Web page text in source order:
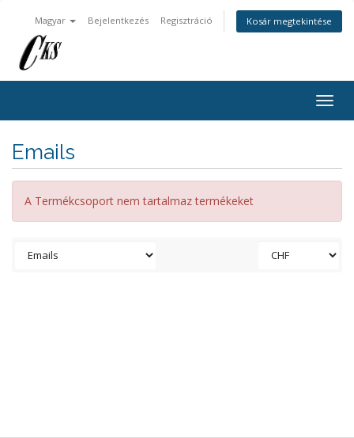
Magyar Bejelentkezés Regisztráció Kosár megtekintése
Emails
A Termékcsoport nem tartalmaz termékeket